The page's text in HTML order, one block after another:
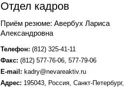
Отдел кадров
Приём резюме: Авербух Лариса
Александровна
Телефон: (812) 325-41-11
Факс: (812) 577-76-06, 577-79-06
E-mail: kadry@nevareaktiv.ru
Адрес: 195043, Россия, Санкт-Петербург,